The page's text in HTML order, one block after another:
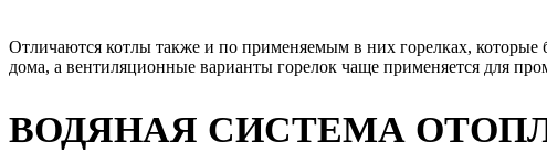
Отличаются котлы также и по применяемым в них горелках,
дома, а вентиляционные варианты горелок чаще применяется для
ВОДЯНАЯ СИСТЕМА